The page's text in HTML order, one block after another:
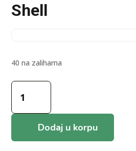
Shell
40 na zalihama
Hyundai
Button
Remote
količina
Dodaj u korpu